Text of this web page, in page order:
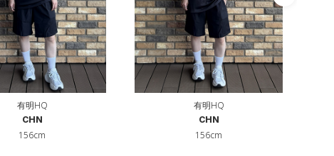
有明HQ
CHN
156cm
有明HQ
CHN
156cm